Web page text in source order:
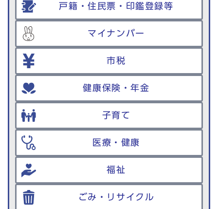
戸籍・住民票・印鑑登録等
マイナンバー
市税
健康保険・年金
子育て
医療・健康
福祉
ごみ・リサイクル